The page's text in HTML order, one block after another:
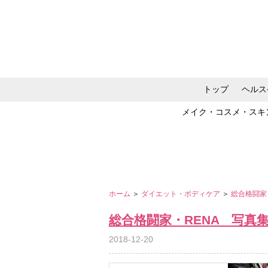
トップ ヘル
メイク・コスメ・ス
ホーム ＞ ダイエット・ボディケア ＞ 総合格闘
総合格闘家・RENA 写真
2018-12-20